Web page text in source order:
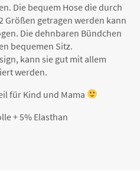
Die bequem Hose die durch
Größen getragen werden kann
Die dehnbaren Bündchen
bequemen Sitz.
kann sie gut mit allem
werden.
für Kind und Mama
+ 5% Elasthan